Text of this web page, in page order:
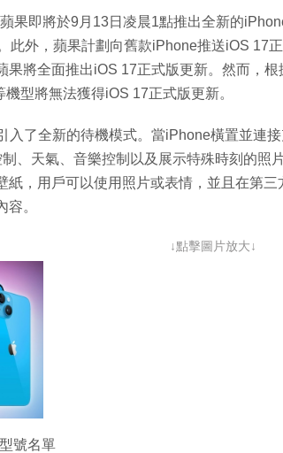
果即將於9月13日凌晨1點推出全新的
此外，蘋果計劃向舊款iPhone推送iOS 17
果將全面推出iOS 17正式版更新。然而，
型將無法獲得iOS 17正式版更新。
入了全新的待機模式。當iPhone橫置並連
、天氣、音樂控制以及展示特殊時刻的照
紙，用戶可以使用照片或表情，並且在第
。
↓點擊圖片放大↓
號名單